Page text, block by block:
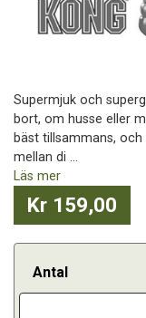
Supermjuk och
bort, om husse eller
bäst tillsammans,
mellan di ...
Läs mer
Kr 159,00
Antal